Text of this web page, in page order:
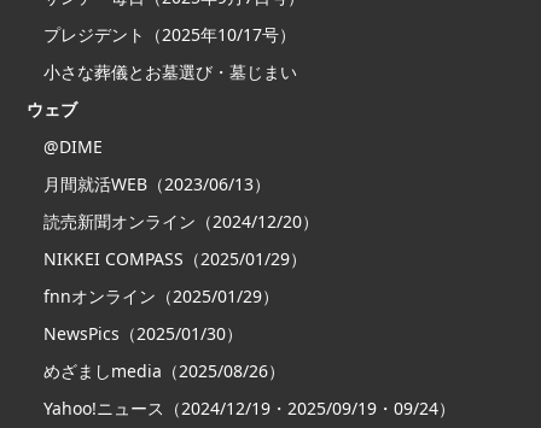
プレジデント（2025年10/17号）
小さな葬儀とお墓選び・墓じまい
ウェブ
@DIME
月間就活WEB（2023/06/13）
読売新聞オンライン（2024/12/20）
NIKKEI COMPASS（2025/01/29）
fnnオンライン（2025/01/29）
NewsPics（2025/01/30）
めざましmedia（2025/08/26）
Yahoo!ニュース（2024/12/19・2025/09/19・09/24）